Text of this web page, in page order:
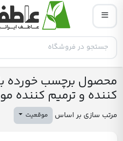
محصول برچسب خورده
کننده و ترمیم کننده
مرتب سازی بر اساس موقعیت